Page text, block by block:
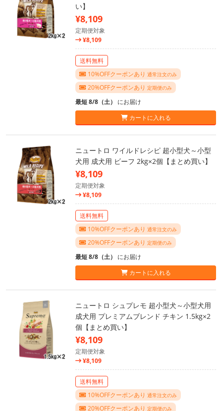
い】
¥8,109
定期便対象
¥8,109
送料無料
10%OFFクーポンあり 通常注文のみ
20%OFFクーポンあり 定期便のみ
最短 8/8（土） にお届け
カートに入れる
ニュートロ ワイルドレシピ 超小型犬～小型
犬用 成犬用 ビーフ 2kg×2個【まとめ買い】
¥8,109
定期便対象
¥8,109
送料無料
10%OFFクーポンあり 通常注文のみ
20%OFFクーポンあり 定期便のみ
最短 8/8（土） にお届け
カートに入れる
ニュートロ シュプレモ 超小型犬～小型犬用
成犬用 プレミアムブレンド チキン 1.5kg×2
個【まとめ買い】
¥8,109
定期便対象
¥8,109
送料無料
10%OFFクーポンあり 通常注文のみ
20%OFFクーポンあり 定期便のみ